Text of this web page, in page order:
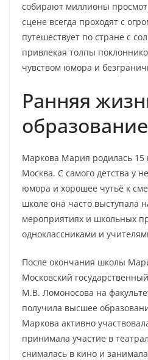
собирают миллионы
сцене всегда проходят с
путешествует по стране с
привлекая толпы
чувством юмора и
Ранняя
образование
Маркова Мария родилась 15
Москва. С самого детства у
юмора и хорошее чутьё к
школе она часто выступала
мероприятиях и школьных
одноклассниками и
После окончания школы
Московский
М.В. Ломоносова на
получила высшее
Маркова активно
принимала участие в
снималась в кино и